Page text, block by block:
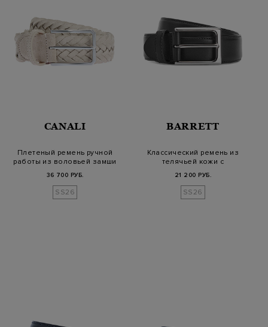
CANALI
Плетеный ремень ручной
работы из воловьей замши
36 700 РУБ.
SS26
BARRETT
Классический ремень из
телячьей кожи с
21 200 РУБ.
SS26